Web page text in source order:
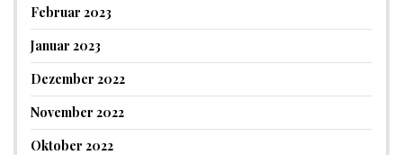
Februar 2023
Januar 2023
Dezember 2022
November 2022
Oktober 2022